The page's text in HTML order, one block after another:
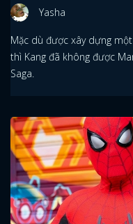
Yasha
Mặc dù được xây dựng
thì Kang đã không được
Saga.